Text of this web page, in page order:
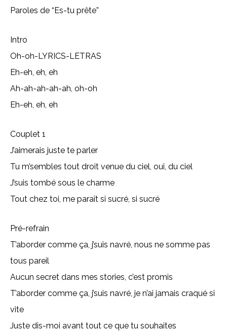
Paroles de “Es-tu prête”
Intro
Oh-oh-LYRICS-LETRAS
Eh-eh, eh, eh
Ah-ah-ah-ah-ah, oh-oh
Eh-eh, eh, eh
Couplet 1
J’aimerais juste te parler
Tu m’sembles tout droit venue du ciel, oui, du ciel
J’suis tombé sous le charme
Tout chez toi, me paraît si sucré, si sucré
Pré-refrain
T’aborder comme ça, j’suis navré, nous ne somme pas
tous pareil
Aucun secret dans mes stories, c’est promis
T’aborder comme ça, j’suis navré, je n’ai jamais craqué si
vite
Juste dis-moi avant tout ce que tu souhaites